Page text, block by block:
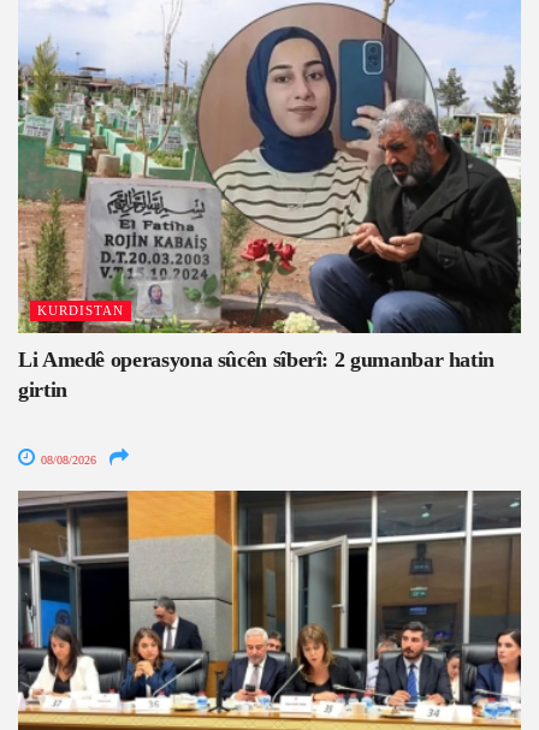
KURDISTAN
Li Amedê operasyona sûcên sîberî: 2 gumanbar hatin
girtin
08/08/2026